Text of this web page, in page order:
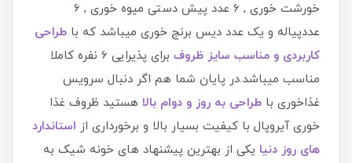
خورشت خوری , 6 عدد پیش دستی میوه خوری , 6
عددپیاله و یک عدد دیس برنج خوری میباشد که با طراحی
کاربردی و مناسب سایز ظروف
برای پذیرایی 6 نفره کاملا
مناسب میباشد.در پایان شما هم اگر دنبال سرویس
غذاخوری با طراحی به روز و دوام بالا هستید ظروف غذا
خوری آیروپال با کیفیت بسیار بالا و برخورداری از استاندارد
های روز دنیا یکی از بهترین پیشنهاد های خونه شیک به